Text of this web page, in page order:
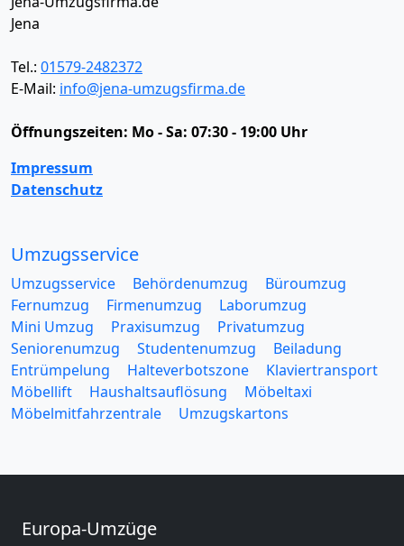
Jena
Tel.: 01579-2482372
E-Mail: info@jena-umzugsfirma.de
Öffnungszeiten: Mo - Sa: 07:30 - 19:00 Uhr
Impressum
Datenschutz
Umzugsservice
Umzugsservice Behördenumzug
Büroumzug
Fernumzug
Firmenumzug
Laborumzug
Mini Umzug
Praxisumzug
Privatumzug
Seniorenumzug
Studentenumzug
Beiladung
Entrümpelung
Halteverbotszone
Klaviertransport
Möbellift
Haushaltsauflösung
Möbeltaxi
Möbelmitfahrzentrale
Umzugskartons
Europa-Umzüge